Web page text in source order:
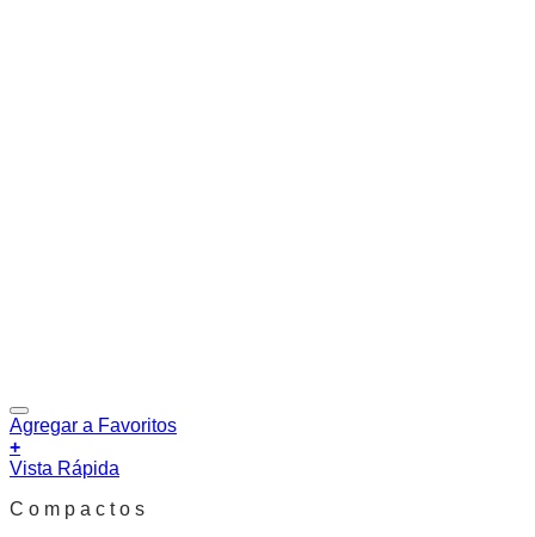
Agregar a Favoritos
+
Vista Rápida
C o m p a c t o s